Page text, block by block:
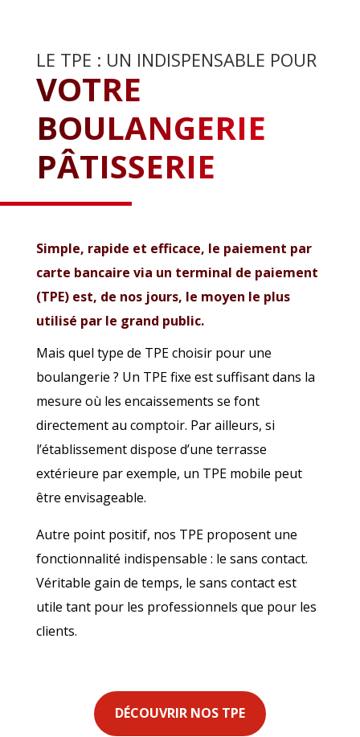
LE TPE : UN INDISPENSABLE POUR
VOTRE
BOULANGERIE
PÂTISSERIE
Simple, rapide et efficace, le paiement par
carte bancaire via un terminal de paiement
(TPE) est, de nos jours, le moyen le plus
utilisé par le grand public.
Mais quel type de TPE choisir pour une
boulangerie ? Un TPE fixe est suffisant dans la
mesure où les encaissements se font
directement au comptoir. Par ailleurs, si
l’établissement dispose d’une terrasse
extérieure par exemple, un TPE mobile peut
être envisageable.
Autre point positif, nos TPE proposent une
fonctionnalité indispensable : le sans contact.
Véritable gain de temps, le sans contact est
utile tant pour les professionnels que pour les
clients.
DÉCOUVRIR NOS TPE